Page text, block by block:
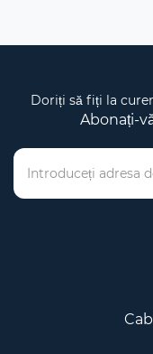
Doriți să fiți la
Abonați-